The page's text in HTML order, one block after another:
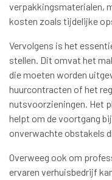
verpakkingsmaterialen,
kosten zoals tijdelijke
Vervolgens is het
stellen. Dit omvat het
die moeten worden
huurcontracten of het
nutsvoorzieningen. Het
helpt om de voortgang
onverwachte obstakels
Overweeg ook om
ervaren verhuisbedrijf